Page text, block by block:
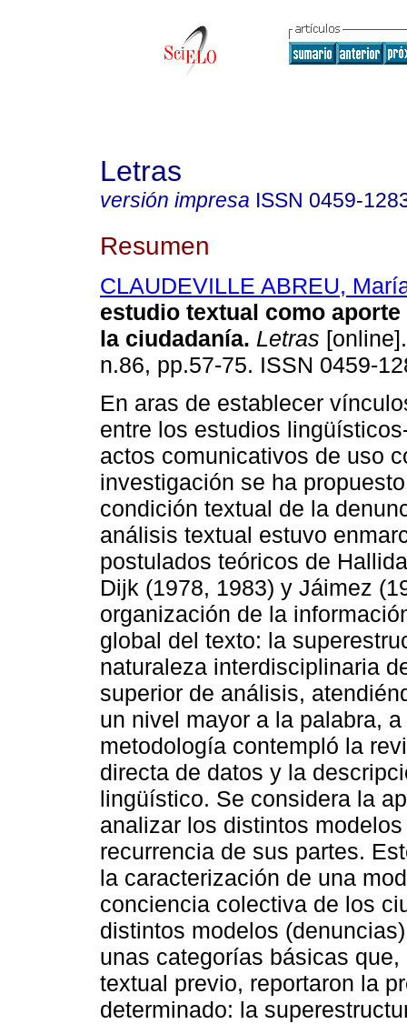
Letras
versión impresa ISSN 0459-
Resumen
CLAUDEVILLE ABREU,
estudio textual como
la ciudadanía. Letras
n.86, pp.57-75. ISSN 0459-
En aras de establecer
entre los estudios
actos comunicativos de uso
investigación se ha
condición textual de la
análisis textual estuvo
postulados teóricos de
Dijk (1978, 1983) y Jáimez
organización de la
global del texto: la
naturaleza interdisciplinaria
superior de análisis,
un nivel mayor a la palabra,
metodología contempló la
directa de datos y la
lingüístico. Se considera la
analizar los distintos
recurrencia de sus partes.
la caracterización de una
conciencia colectiva de los
distintos modelos
unas categorías básicas
textual previo, reportaron la
determinado: la